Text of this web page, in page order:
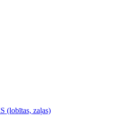
(lobītas, zaļas)